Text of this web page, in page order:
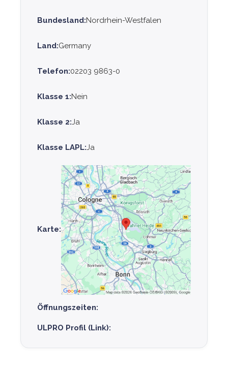
Bundesland:Nordrhein-Westfalen
Land:Germany
Telefon:02203 9863-0
Klasse 1:Nein
Klasse 2:Ja
Klasse LAPL:Ja
Karte:
Öffnungszeiten:
ULPRO Profil (Link):